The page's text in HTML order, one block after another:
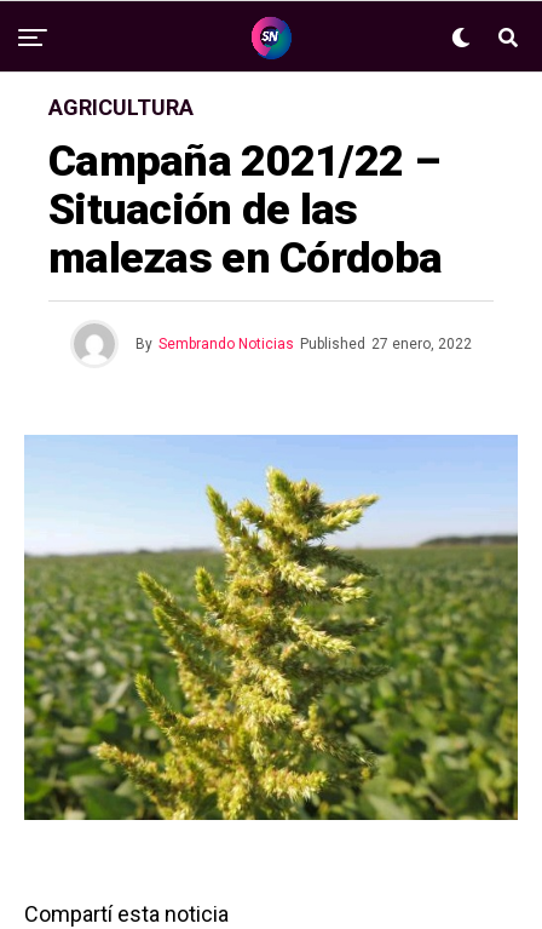
AGRICULTURA
Campaña 2021/22 –
Situación de las
malezas en Córdoba
By Sembrando Noticias Published 27 enero, 2022
Compartí esta noticia